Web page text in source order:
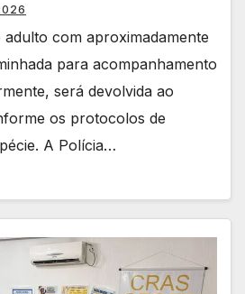
com aproximadamente
para acompanhamento
será devolvida ao
os protocolos de
A Polícia…